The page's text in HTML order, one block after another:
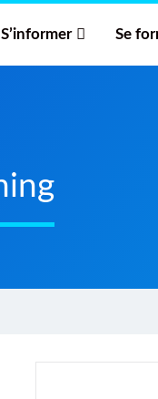
S’informer Se